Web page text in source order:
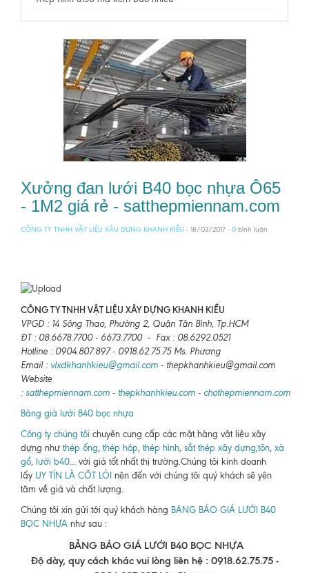
Xưởng đan lưới B40 bọc nhựa Ô65
- 1M2 giá rẻ - satthepmiennam.com
CÔNG TY TNHH VẬT LIỆU XÂU DỰNG KHANH KIỀU - 18/03/2017 - 0 bình luận
CÔNG TY TNHH VẬT LIỆU XÂY DỰNG KHANH KIỀU
VPGD : 14 Sông Thao, Phường 2, Quận Tân Bình, Tp.HCM
ĐT : 08.6678.7700 - 6673.7700 - Fax : 08.6292.0521
Hotline : 0904.807.897 - 0918.62.75.75 Ms. Phương
Email : vlxdkhanhkieu@gmail.com - thepkhanhkieu@gmail.com
Website
: satthepmiennam.com - thepkhanhkieu.com - chothepmiennam.com
Bảng giá lưới B40 bọc nhựa
Công ty chúng tôi chuyên cung cấp các mặt hàng vật liệu xây
dựng như thép ống, thép hộp, thép hình, sắt thép xây dựng,tôn, xà
gồ, lưới b40 ... với giá tốt nhất thị trường.Chúng tôi kinh doanh
lấy UY TÍN LÀ CỐT LÕI nên đến với chúng tôi quý khách sẽ yên
tâm về giá và chất lượng.
Chúng tôi xin gửi tới quý khách hàng BẢNG BÁO GIÁ LƯỚI B40
BỌC NHỰA như sau :
BẢNG BÁO GIÁ LƯỚI B40 BỌC NHỰA
Độ dày, quy cách khác vui lòng liên hệ : 0918.62.75.75 -